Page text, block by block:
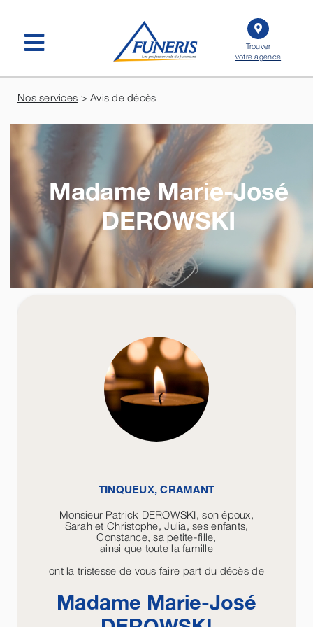
contenu
Trouver
votre agence
Nos services > Avis de décès
Madame Marie-José
DEROWSKI
TINQUEUX, CRAMANT
Monsieur Patrick DEROWSKI, son époux,
Sarah et Christophe, Julia, ses enfants,
Constance, sa petite-fille,
ainsi que toute la famille
ont la tristesse de vous faire part du décès de
Madame Marie-José